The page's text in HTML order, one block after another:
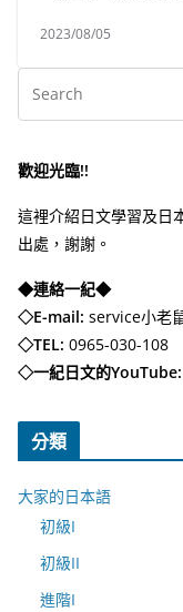
2023/08/05
歡迎光臨!!
這裡介紹日文學習及日
出處，謝謝。
◆連絡一紀◆
◇E-mail: service小老
◇TEL: 0965-030-108
◇一紀日文的YouTube:
分類
大家的日本語
初級I
初級II
進階I